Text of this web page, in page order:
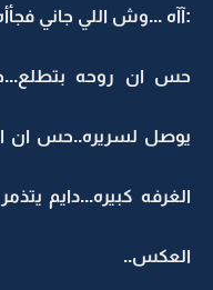
:آآه ...وش اللي جاني
حس ان روحه
يوصل لسريره..حس ان
الغرفه كبيره...دايم
العكس..